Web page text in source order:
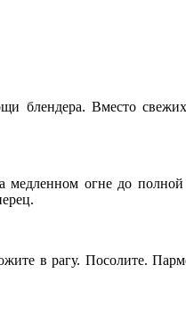
Вместо
медленном огне до
в рагу. Посолите.